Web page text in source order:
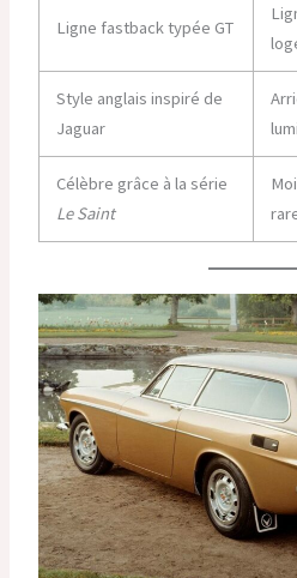
Ligne fastback typée GT
Style anglais inspiré de
Jaguar
Célèbre grâce à la série
Le Saint